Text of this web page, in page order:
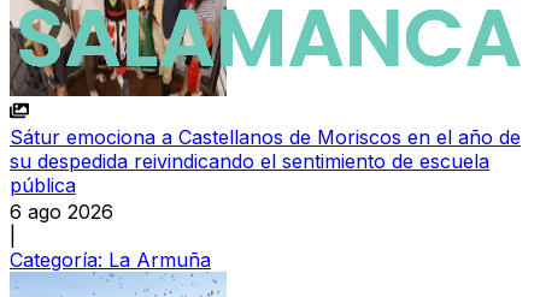
Sátur emociona a Castellanos de Moriscos en el año de
su despedida reivindicando el sentimiento de escuela
pública
6 ago 2026
Categoría: La Armuña